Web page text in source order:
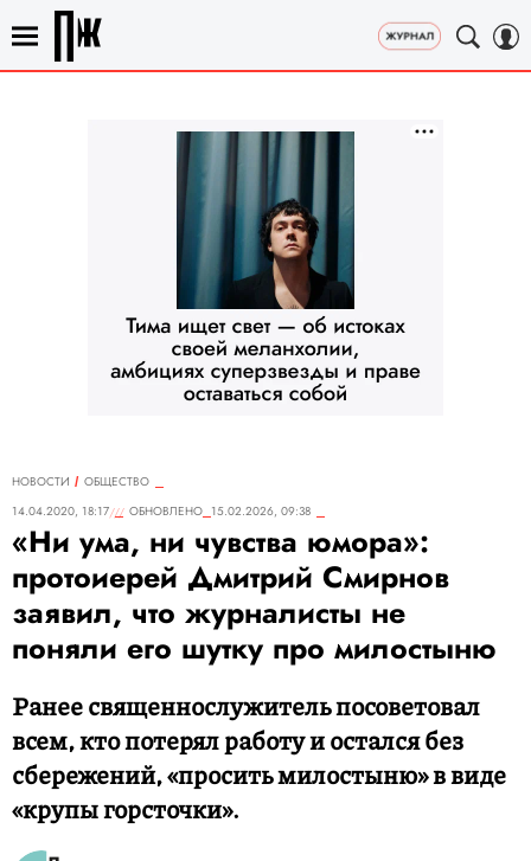
НОВОСТИ
ОБЩЕСТВО
14.04.2020, 18:17
ОБНОВЛЕНО 15.02.2026, 09:38
«Ни ума, ни чувства юмора»:
протоиерей Дмитрий Смирнов
заявил, что журналисты не
поняли его шутку про милостыню
Ранее священнослужитель посоветовал
всем, кто потерял работу и остался без
сбережений, «просить милостыню» в виде
«крупы горсточки».